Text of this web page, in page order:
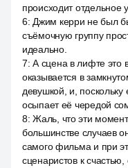
происходит отдельное
6: Джим керри не был
съёмочную группу
идеально.
7:А сцена в лифте это
оказывается в
девушкой, и, поскольку
осыпает её чередой
8:Жаль, что эти
большинстве случаев
самого фильма и при
сценаристов к счастью,